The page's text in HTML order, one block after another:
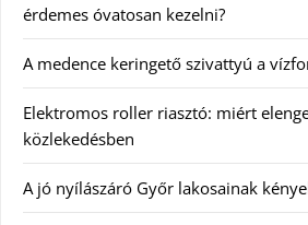
érdemes óvatosan kezelni?
A medence keringető szivattyú a
Elektromos roller riasztó: miért
közlekedésben
A jó nyílászáró Győr lakosainak